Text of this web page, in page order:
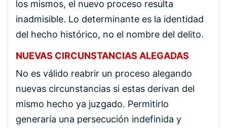
los mismos, el nuevo proceso resulta
inadmisible. Lo determinante es la identidad
del hecho histórico, no el nombre del delito.
NUEVAS CIRCUNSTANCIAS ALEGADAS
No es válido reabrir un proceso alegando
nuevas circunstancias si estas derivan del
mismo hecho ya juzgado. Permitirlo
generaría una persecución indefinida y